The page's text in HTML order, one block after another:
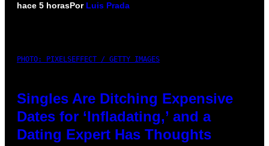
hace 5 horasPor Luis Prada
PHOTO: PIXELSEFFECT / GETTY IMAGES
Singles Are Ditching Expensive
Dates for ‘Infladating,’ and a
Dating Expert Has Thoughts